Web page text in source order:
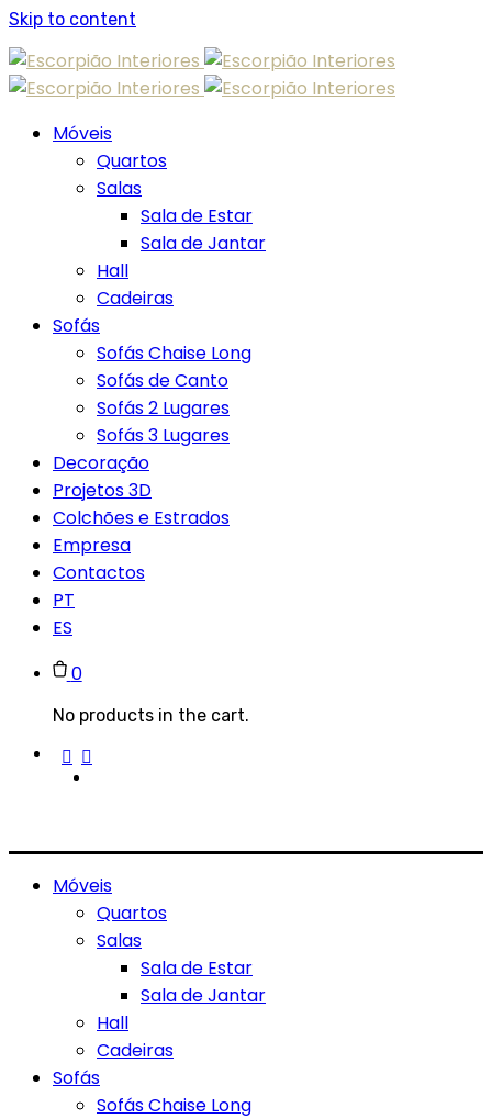
Skip to content
Móveis
Quartos
Salas
Sala de Estar
Sala de Jantar
Hall
Cadeiras
Sofás
Sofás Chaise Long
Sofás de Canto
Sofás 2 Lugares
Sofás 3 Lugares
Decoração
Projetos 3D
Colchões e Estrados
Empresa
Contactos
PT
ES
0
No products in the cart.
Móveis
Quartos
Salas
Sala de Estar
Sala de Jantar
Hall
Cadeiras
Sofás
Sofás Chaise Long